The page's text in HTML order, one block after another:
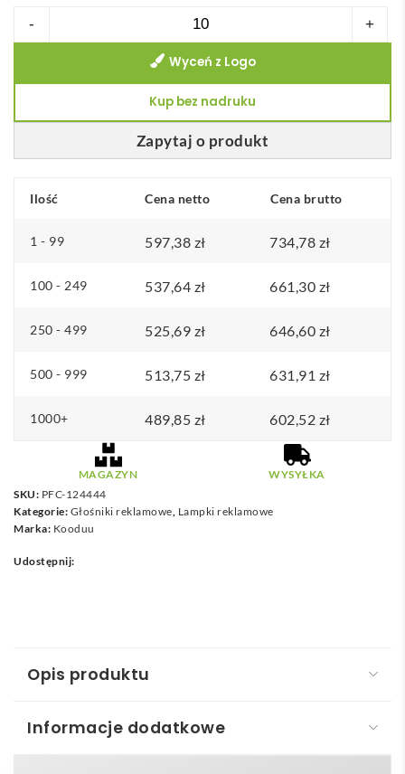
-
Kooduu
Play
JBL
+
Zapytaj o produkt
Wyceń z Logo
Kup bez nadruku
Ilość Cena netto Cena brutto
1 - 99 597,38 zł 734,78 zł
100 - 249 537,64 zł 661,30 zł
250 - 499 525,69 zł 646,60 zł
500 - 999 513,75 zł 631,91 zł
1000+ 489,85 zł 602,52 zł
MAGAZYN
WYSYŁKA
SKU: PFC-124444
Kategorie: Głośniki reklamowe Lampki reklamowe
Marka: Kooduu
Udostępnij:
Opis produktu
Informacje dodatkowe